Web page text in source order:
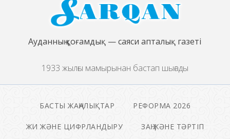
Ауданның қоғамдық — саяси апталық газеті
1933 жылғы мамырынан бастап шығады
БАСТЫ ЖАҢАЛЫҚТАР РЕФОРМА 2026
ЖИ ЖӘНЕ ЦИФРЛАНДЫРУ ЗАҢ ЖӘНЕ ТӘРТІП